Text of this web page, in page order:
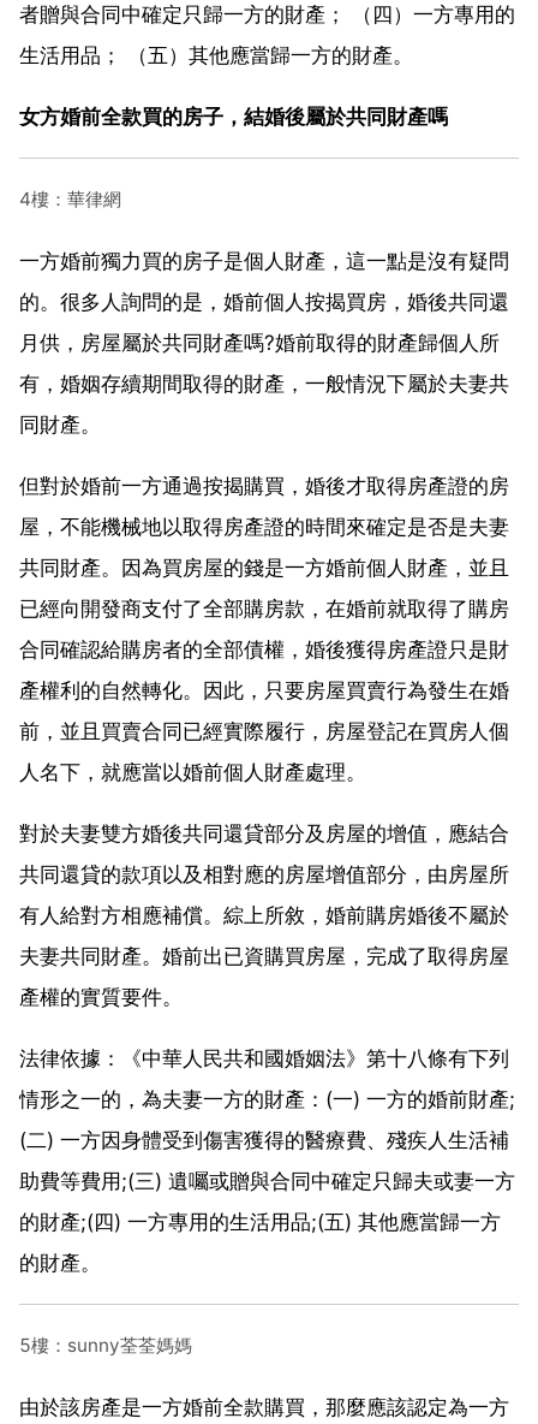
者贈與合同中確定只歸一方的財產； （四）一方專用的
生活用品； （五）其他應當歸一方的財產。
女方婚前全款買的房子，結婚後屬於共同財產嗎
4樓：華律網
一方婚前獨力買的房子是個人財產，這一點是沒有疑問
的。很多人詢問的是，婚前個人按揭買房，婚後共同還
月供，房屋屬於共同財產嗎?婚前取得的財產歸個人所
有，婚姻存續期間取得的財產，一般情況下屬於夫妻共
同財產。
但對於婚前一方通過按揭購買，婚後才取得房產證的房
屋，不能機械地以取得房產證的時間來確定是否是夫妻
共同財產。因為買房屋的錢是一方婚前個人財產，並且
已經向開發商支付了全部購房款，在婚前就取得了購房
合同確認給購房者的全部債權，婚後獲得房產證只是財
產權利的自然轉化。因此，只要房屋買賣行為發生在婚
前，並且買賣合同已經實際履行，房屋登記在買房人個
人名下，就應當以婚前個人財產處理。
對於夫妻雙方婚後共同還貸部分及房屋的增值，應結合
共同還貸的款項以及相對應的房屋增值部分，由房屋所
有人給對方相應補償。綜上所敘，婚前購房婚後不屬於
夫妻共同財產。婚前出已資購買房屋，完成了取得房屋
產權的實質要件。
法律依據：《中華人民共和國婚姻法》第十八條有下列
情形之一的，為夫妻一方的財產：(一) 一方的婚前財產;
(二) 一方因身體受到傷害獲得的醫療費、殘疾人生活補
助費等費用;(三) 遺囑或贈與合同中確定只歸夫或妻一方
的財產;(四) 一方專用的生活用品;(五) 其他應當歸一方
的財產。
5樓：sunny荃荃媽媽
由於該房產是一方婚前全款購買，那麼應該認定為一方